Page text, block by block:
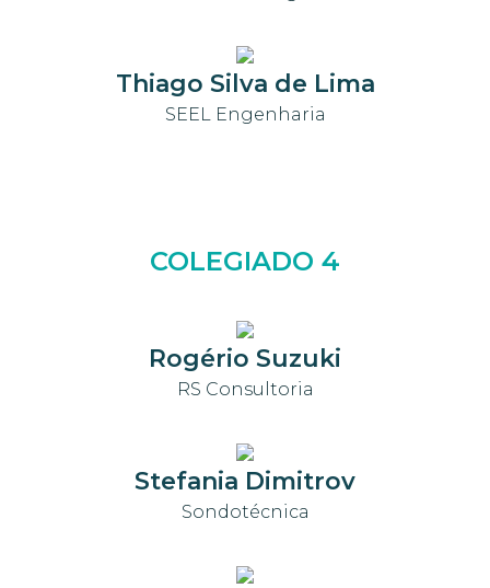
Thiago Silva de Lima
SEEL Engenharia
COLEGIADO 4
Rogério Suzuki
RS Consultoria
Stefania Dimitrov
Sondotécnica